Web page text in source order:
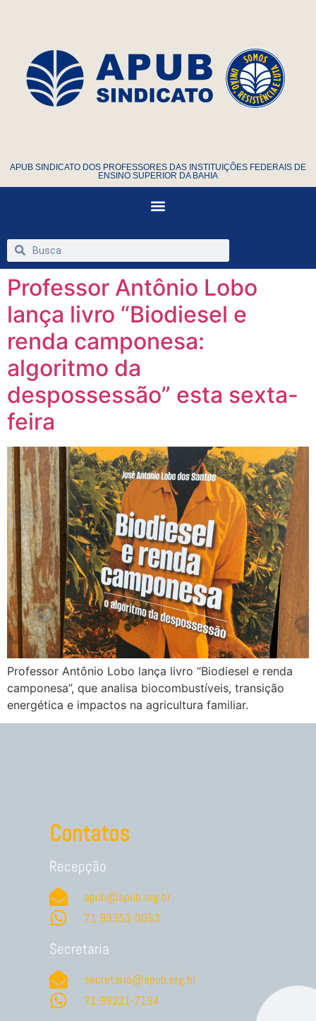
APUB SINDICATO DOS PROFESSORES DAS INSTITUIÇÕES FEDERAIS DE
ENSINO SUPERIOR DA BAHIA
Professor Antônio Lobo
lança livro “Biodiesel e
renda camponesa:
algoritmo da
despossessão” esta sexta-
feira
Professor Antônio Lobo lança livro “Biodiesel e renda
camponesa”, que analisa biocombustíveis, transição
energética e impactos na agricultura familiar.
Contatos
Recepção
apub@apub.org.br
71.99353-0053
Secretaria
secretaria@apub.org.br
71.98231-7194